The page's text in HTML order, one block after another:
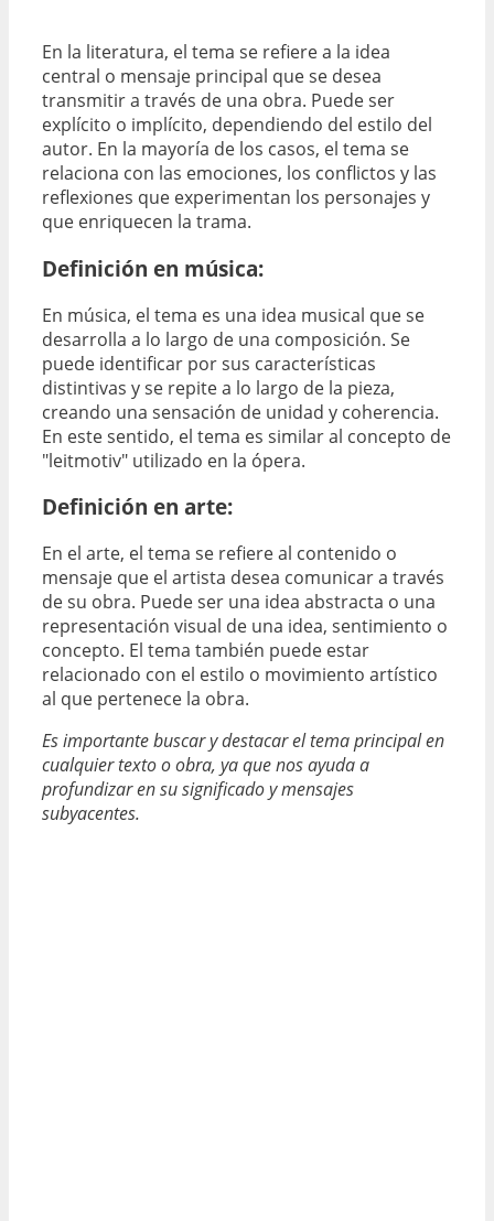
En la literatura, el tema se refiere a la idea
central o mensaje principal que se desea
transmitir a través de una obra. Puede ser
explícito o implícito, dependiendo del estilo del
autor. En la mayoría de los casos, el tema se
relaciona con las emociones, los conflictos y las
reflexiones que experimentan los personajes y
que enriquecen la trama.
Definición en música:
En música, el tema es una idea musical que se
desarrolla a lo largo de una composición. Se
puede identificar por sus características
distintivas y se repite a lo largo de la pieza,
creando una sensación de unidad y coherencia.
En este sentido, el tema es similar al concepto de
"leitmotiv" utilizado en la ópera.
Definición en arte:
En el arte, el tema se refiere al contenido o
mensaje que el artista desea comunicar a través
de su obra. Puede ser una idea abstracta o una
representación visual de una idea, sentimiento o
concepto. El tema también puede estar
relacionado con el estilo o movimiento artístico
al que pertenece la obra.
Es importante buscar y destacar el tema principal en
cualquier texto o obra, ya que nos ayuda a
profundizar en su significado y mensajes
subyacentes.